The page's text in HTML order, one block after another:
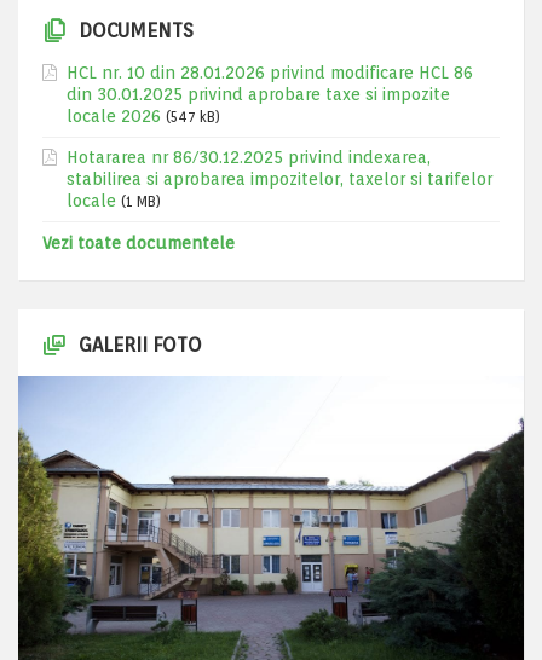
DOCUMENTS
HCL nr. 10 din 28.01.2026 privind modificare HCL 86
din 30.01.2025 privind aprobare taxe si impozite
locale 2026 (547 kB)
Hotararea nr 86/30.12.2025 privind indexarea,
stabilirea si aprobarea impozitelor, taxelor si tarifelor
locale (1 MB)
Vezi toate documentele
GALERII FOTO